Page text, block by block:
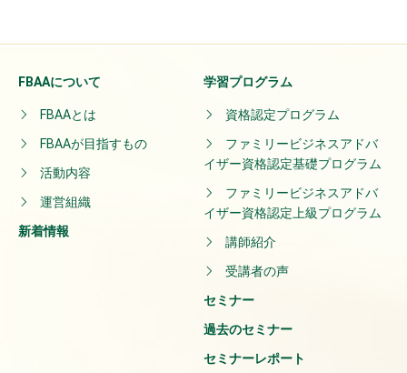
FBAAについて
FBAAとは
FBAAが目指すもの
活動内容
運営組織
新着情報
学習プログラム
資格認定プログラム
ファミリービジネスアドバ
イザー資格認定基礎プログラム
ファミリービジネスアドバ
イザー資格認定上級プログラム
講師紹介
受講者の声
セミナー
過去のセミナー
セミナーレポート